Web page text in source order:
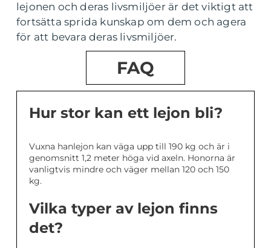
lejonen och deras livsmiljöer är det viktigt att
fortsätta sprida kunskap om dem och agera
för att bevara deras livsmiljöer.
FAQ
Hur stor kan ett lejon bli?
Vuxna hanlejon kan väga upp till 190 kg och är i
genomsnitt 1,2 meter höga vid axeln. Honorna är
vanligtvis mindre och väger mellan 120 och 150
kg.
Vilka typer av lejon finns
det?